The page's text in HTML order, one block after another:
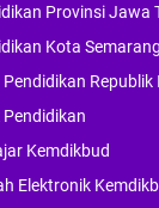
Provinsi Jawa
Kota Semarang
Republik
Kemdikbud
Elektronik